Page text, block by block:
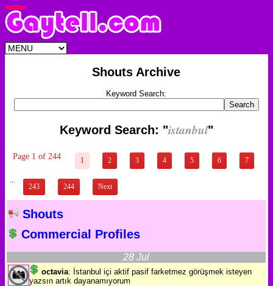
Shouts Archive
Keyword Search:
Keyword Search: "istanbul"
Page 1 of 244 1 2 3 4 5 6 7
243 244 Next
Shouts
Commercial Profiles
28 Jul
octavia: İstanbul içi aktif pasif farketmez görüşmek isteyen
yazsın artık dayanamıyorum